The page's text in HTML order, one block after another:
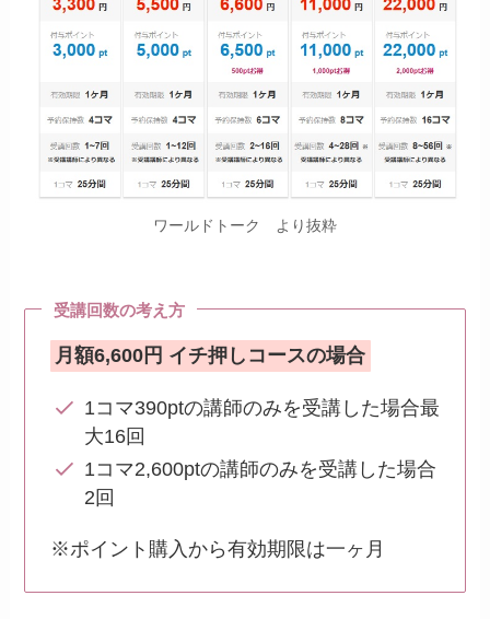
ワールドトーク より抜粋
受講回数の考え方
月額6,600円 イチ押しコースの場合
1コマ390ptの講師のみを受講した場合最
大16回
1コマ2,600ptの講師のみを受講した場合
2回
※ポイント購入から有効期限は一ヶ月